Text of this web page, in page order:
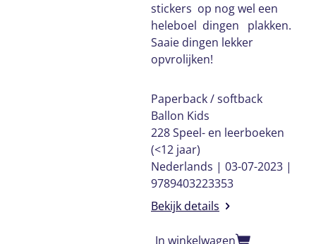
stickers op nog wel een
heleboel dingen plakken.
Saaie dingen lekker
opvrolijken!
Paperback / softback
Ballon Kids
228 Speel- en leerboeken
(<12 jaar)
Nederlands | 03-07-2023 |
9789403223353
Bekijk details
In winkelwagen